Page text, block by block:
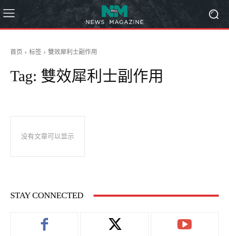
首页 标签 雙效犀利士副作用
Tag: 雙效犀利士副作用
没有文章可以显示
STAY CONNECTED